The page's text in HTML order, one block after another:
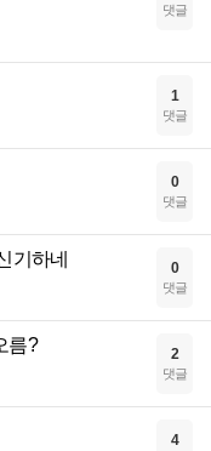
댓글
1
댓글
0
댓글
기하네 0
댓글
름? 2
댓글
4